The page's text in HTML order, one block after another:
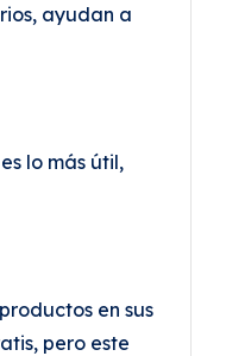
ayudan a
lo más útil,
en sus
pero este